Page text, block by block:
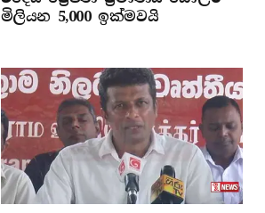
මිලියන 5,000 ඉක්මවයි